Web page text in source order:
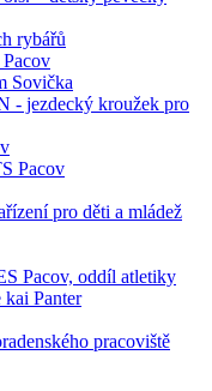
rybářů
Sovička
- jezdecký kroužek pro
Pacov
pro děti a mládež
Pacov, oddíl atletiky
Panter
pracoviště